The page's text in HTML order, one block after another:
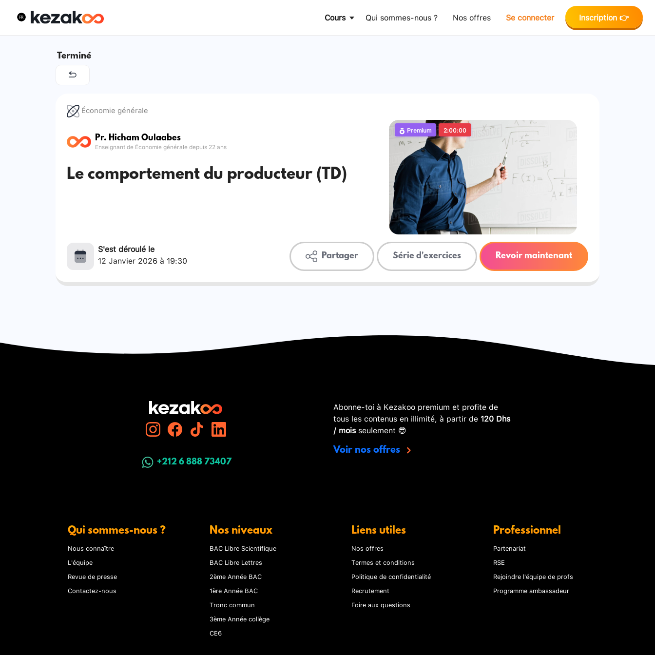
Cours Qui sommes-nous ? Nos offres Se connecter Inscription 👉
Terminé
Économie générale
Pr. Hicham Oulaabes
Enseignant de Économie générale depuis 22 ans
Le comportement du producteur (TD)
Premium 2:00:00
S'est déroulé le
12 Janvier 2026 à 19:30
Partager Série d'exercices Revoir maintenant
+212 6 888 73407
Abonne-toi à Kezakoo premium et profite de
tous les contenus en illimité, à partir de 120 Dhs
/ moisseulement 😎
Voir nos offres
Qui sommes-nous ?
Nous connaître
L'équipe
Revue de presse
Contactez-nous
Nos niveaux
BAC Libre Scientifique
BAC Libre Lettres
2ème Année BAC
1ère Année BAC
Tronc commun
3ème Année collège
CE6
Liens utiles
Nos offres
Termes et conditions
Politique de confidentialité
Recrutement
Foire aux questions
Professionnel
Partenariat
RSE
Rejoindre l'équipe de profs
Programme ambassadeur